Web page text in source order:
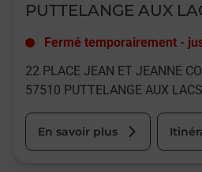
PUTTELANGE AUX
Fermé temporairement -
22 PLACE JEAN ET JEANNE
57510 PUTTELANGE AUX LACS
En savoir plus